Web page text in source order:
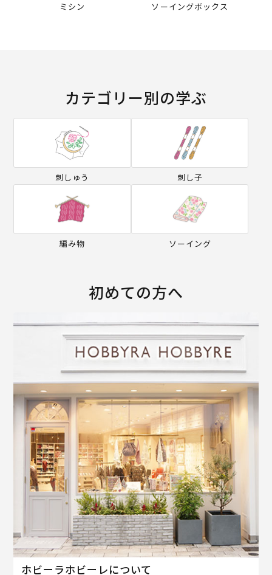
ミシン ソーイングボックス
カテゴリー別の学ぶ
刺しゅう 刺し子
編み物 ソーイング
初めての方へ
ホビーラホビーレについて